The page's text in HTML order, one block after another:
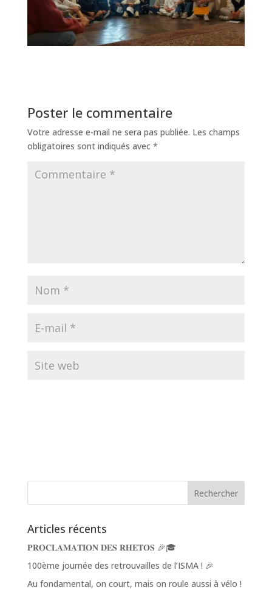
Poster le commentaire
Votre adresse e-mail ne sera pas publiée. Les champs
obligatoires sont indiqués avec *
Articles récents
𝐏𝐑𝐎𝐂𝐋𝐀𝐌𝐀𝐓𝐈𝐎𝐍 𝐃𝐄𝐒 𝐑𝐇𝐄𝐓𝐎𝐒 🎉🎓
100ème journée des retrouvailles de l’ISMA ! 🎉
Au fondamental, on court, mais on roule aussi à vélo !